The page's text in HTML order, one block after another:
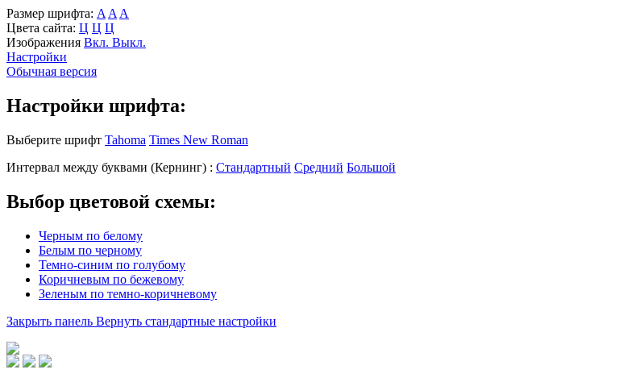
Размер шрифта: A A A
Цвета сайта: Ц Ц Ц
Изображения Вкл. Выкл.
Настройки
Обычная версия
Настройки шрифта:
Выберите шрифт Tahoma Times New Roman
Интервал между буквами (Кернинг) : Стандартный Средний Большой
Выбор цветовой схемы:
Черным по белому
Белым по черному
Темно-синим по голубому
Коричневым по бежевому
Зеленым по темно-коричневому
Закрыть панель Вернуть стандартные настройки